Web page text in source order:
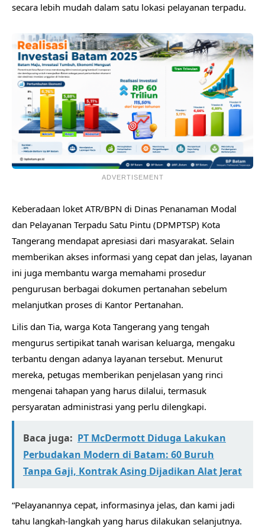
secara lebih mudah dalam satu lokasi pelayanan terpadu.
ADVERTISEMENT
Keberadaan loket ATR/BPN di Dinas Penanaman Modal
dan Pelayanan Terpadu Satu Pintu (DPMPTSP) Kota
Tangerang mendapat apresiasi dari masyarakat. Selain
memberikan akses informasi yang cepat dan jelas, layanan
ini juga membantu warga memahami prosedur
pengurusan berbagai dokumen pertanahan sebelum
melanjutkan proses di Kantor Pertanahan.
Lilis dan Tia, warga Kota Tangerang yang tengah
mengurus sertipikat tanah warisan keluarga, mengaku
terbantu dengan adanya layanan tersebut. Menurut
mereka, petugas memberikan penjelasan yang rinci
mengenai tahapan yang harus dilalui, termasuk
persyaratan administrasi yang perlu dilengkapi.
Baca juga: PT McDermott Diduga Lakukan
Perbudakan Modern di Batam: 60 Buruh
Tanpa Gaji, Kontrak Asing Dijadikan Alat Jerat
“Pelayanannya cepat, informasinya jelas, dan kami jadi
tahu langkah-langkah yang harus dilakukan selanjutnya.